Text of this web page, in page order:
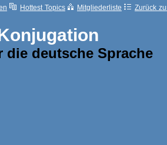
Hottest Topics Mitgliederliste
Zurück
die deutsche Sprache